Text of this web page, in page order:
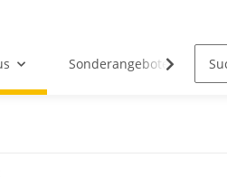
Sonderangebote